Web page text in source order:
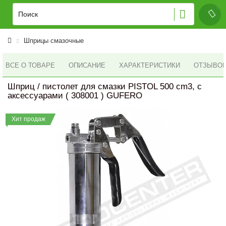
Шприцы смазочные
ВСЕ О ТОВАРЕ ОПИСАНИЕ ХАРАКТЕРИСТИКИ ОТЗЫВОВ
Шприц / пистолет для смазки PISTOL 500 cm3, с
аксессуарами ( 308001 ) GUFERO
Хит продаж